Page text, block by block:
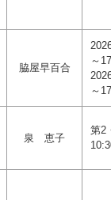
脇屋早百合
～
～
泉 恵子
第2